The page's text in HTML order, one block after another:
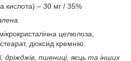
кислота) – 30 мг / 35%
целюлоза,
діоксид кремнію.
дріжджів, пшениці, яєць та інших